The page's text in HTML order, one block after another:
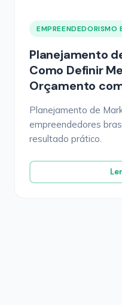
EMPREENDEDORISMO
Planejamento
Como Definir
Orçamento
Planejamento de
empreendedores
resultado prático.